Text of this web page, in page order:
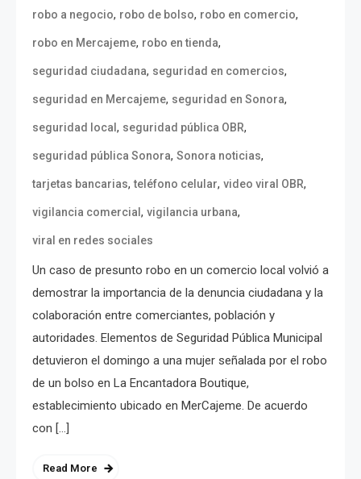
robo a negocio, robo de bolso, robo en comercio,
robo en Mercajeme, robo en tienda,
seguridad ciudadana, seguridad en comercios,
seguridad en Mercajeme, seguridad en Sonora,
seguridad local , seguridad pública OBR,
seguridad pública Sonora, Sonora noticias,
tarjetas bancarias,teléfono celular, video viral OBR,
vigilancia comercial , vigilancia urbana,
viral en redes sociales
Un caso de presunto robo en un comercio local volvió a
demostrar la importancia de la denuncia ciudadana y la
colaboración entre comerciantes, población y
autoridades. Elementos de Seguridad Pública Municipal
detuvieron el domingo a una mujer señalada por el robo
de un bolso en La Encantadora Boutique,
establecimiento ubicado en MerCajeme. De acuerdo
con […]
Read More